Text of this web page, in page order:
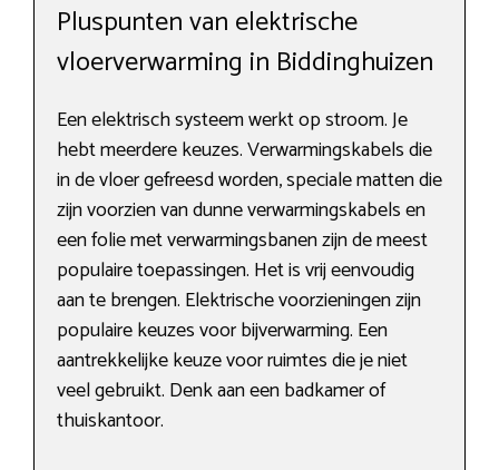
Pluspunten van elektrische
vloerverwarming in Biddinghuizen
Een elektrisch systeem werkt op stroom. Je
hebt meerdere keuzes. Verwarmingskabels die
in de vloer gefreesd worden, speciale matten die
zijn voorzien van dunne verwarmingskabels en
een folie met verwarmingsbanen zijn de meest
populaire toepassingen. Het is vrij eenvoudig
aan te brengen. Elektrische voorzieningen zijn
populaire keuzes voor bijverwarming. Een
aantrekkelijke keuze voor ruimtes die je niet
veel gebruikt. Denk aan een badkamer of
thuiskantoor.